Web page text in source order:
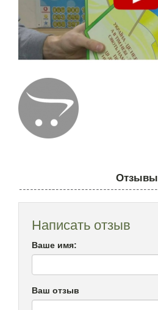
Отзывы
Написать отзыв
Ваше имя:
Ваш отзыв